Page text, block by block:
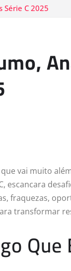
Série C 2025
vai muito
escancara
fraquezas,
transformar